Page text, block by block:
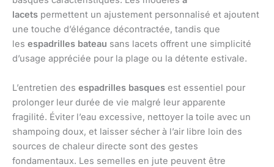
lacets permettent un ajustement personnalisé et ajoutent
une touche d’élégance décontractée, tandis que
les espadrilles bateau sans lacets offrent une simplicité
d’usage appréciée pour la plage ou la détente estivale.
L’entretien des espadrilles basques est essentiel pour
prolonger leur durée de vie malgré leur apparente
fragilité. Éviter l’eau excessive, nettoyer la toile avec un
shampoing doux, et laisser sécher à l’air libre loin des
sources de chaleur directe sont des gestes
fondamentaux. Les semelles en jute peuvent être